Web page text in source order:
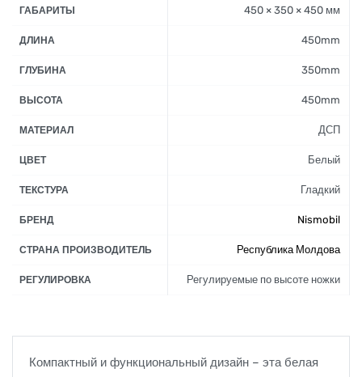
ГАБАРИТЫ 450 × 350 × 450 мм
ДЛИНА 450mm
ГЛУБИНА 350mm
ВЫСОТА 450mm
МАТЕРИАЛ ДСП
ЦВЕТ Белый
ТЕКСТУРА Гладкий
БРЕНД Nismobil
СТРАНА ПРОИЗВОДИТЕЛЬ Республика Молдова
РЕГУЛИРОВКА Регулируемые по высоте ножки
Компактный и функциональный дизайн – эта белая